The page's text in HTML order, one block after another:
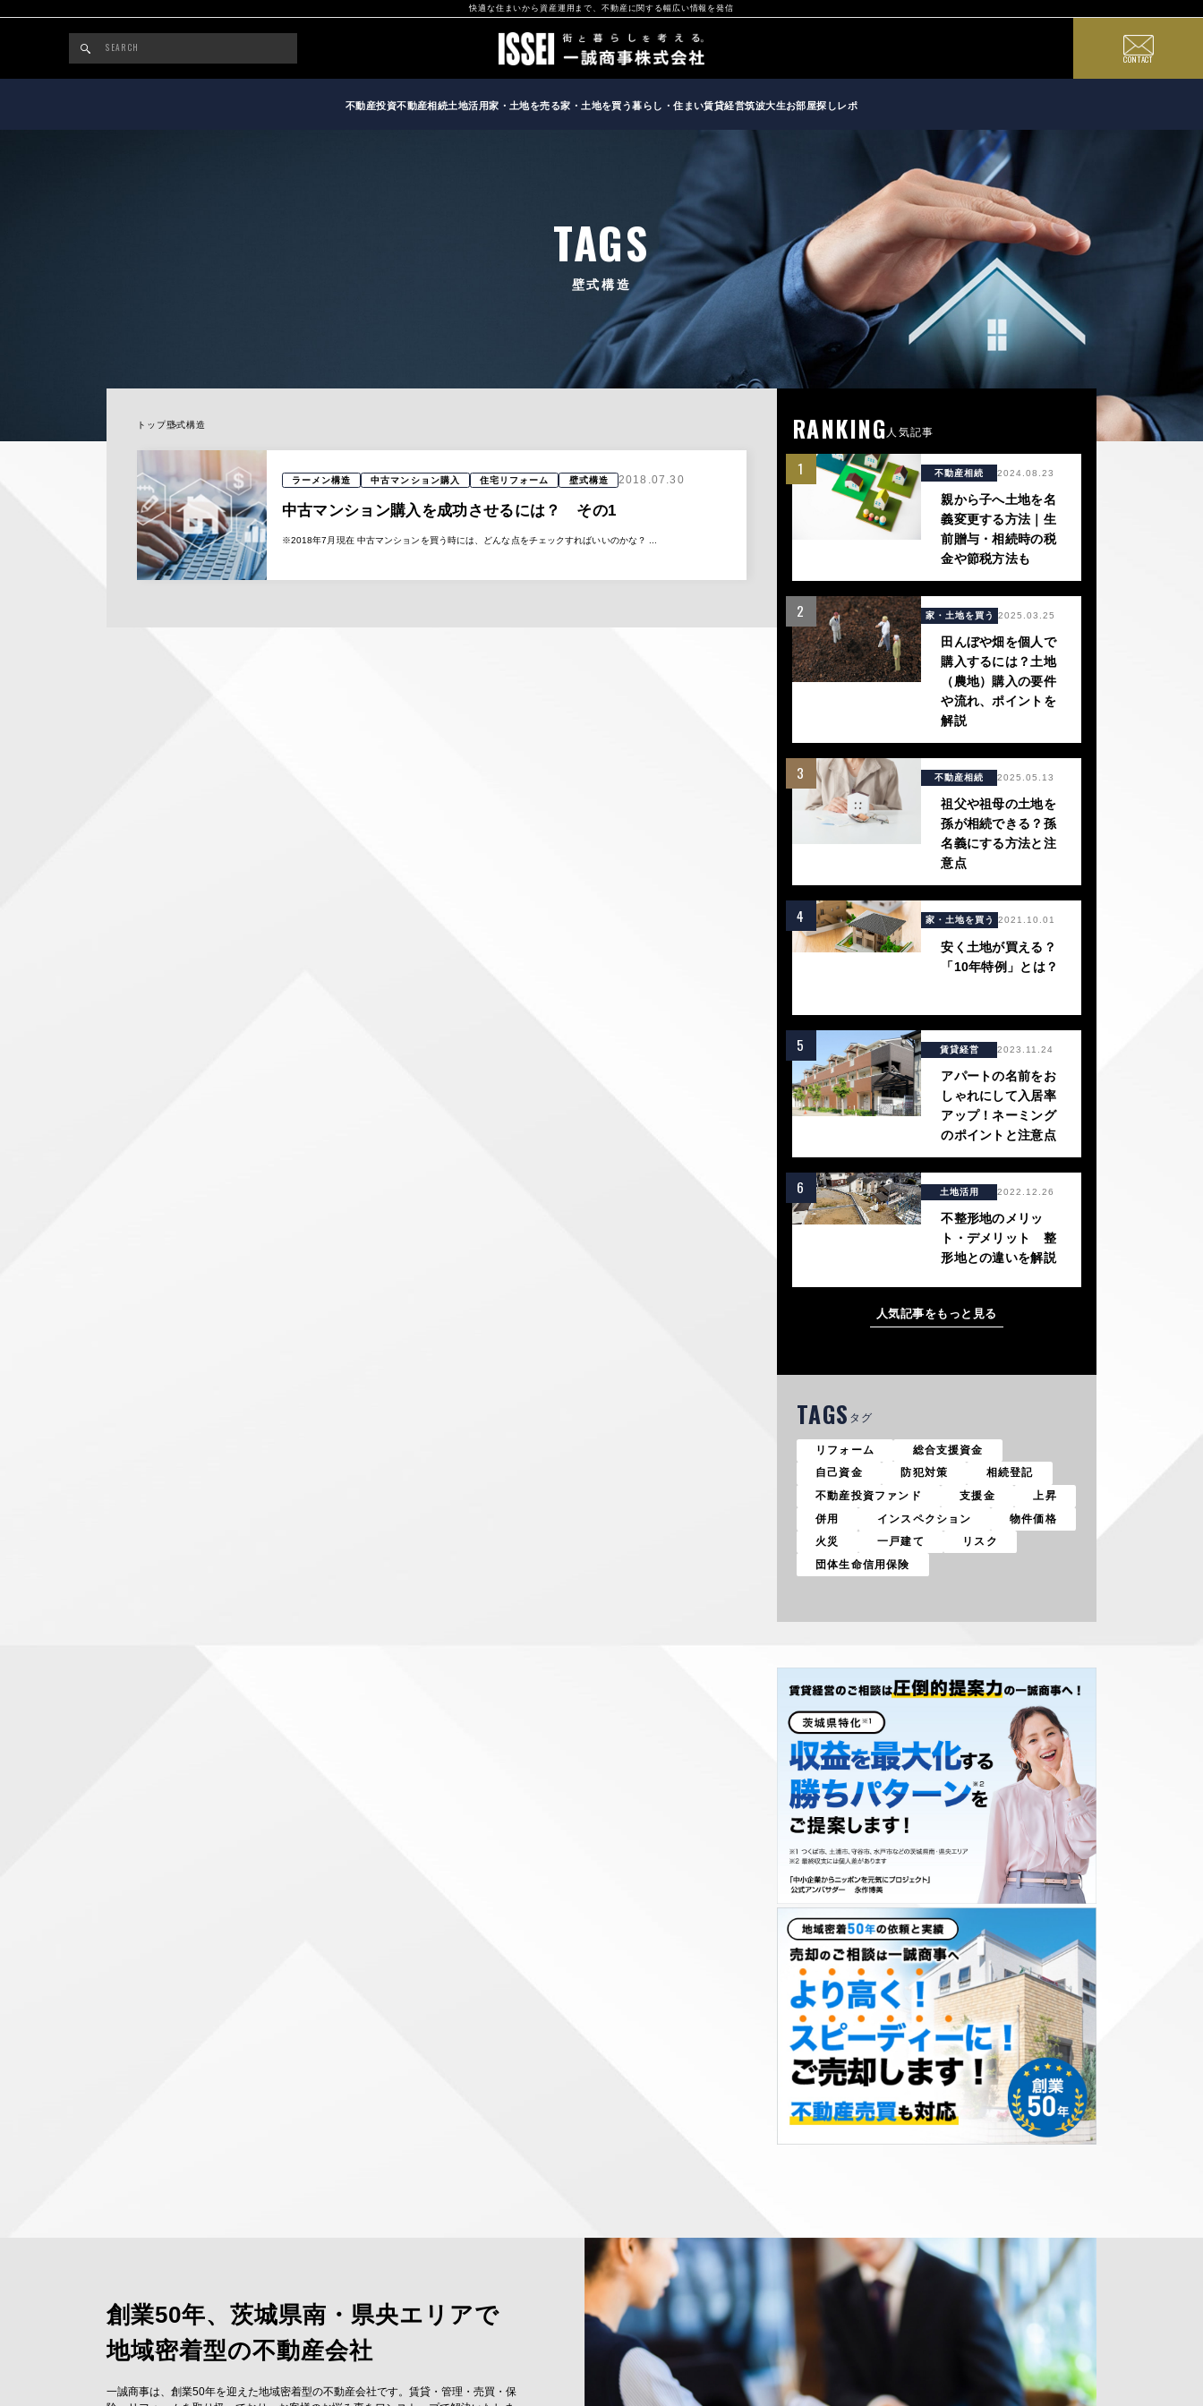
快適な住まいから資産運用まで、不動産に関する幅広い情報を発信
CONTACT
不動産投資不動産相続土地活用家・土地を売る家・土地を買う暮らし・住まい賃貸経営筑波大生お部屋探しレポ
TAGS
壁式構造
トップ壁式構造
ラーメン構造 中古マンション購入 住宅リフォーム 壁式構造 2018.07.30
中古マンション購入を成功させるには？ その1
※2018年7月現在 中古マンションを買う時には、どんな点をチェックすればいいのかな？ ...
RANKING人気記事
1 不動産相続 2024.08.23
親から子へ土地を名
義変更する方法｜生
前贈与・相続時の税
金や節税方法も
2 家・土地を買う 2025.03.25
田んぼや畑を個人で
購入するには？土地
（農地）購入の要件
や流れ、ポイントを
解説
3 不動産相続 2025.05.13
祖父や祖母の土地を
孫が相続できる？孫
名義にする方法と注
意点
4 家・土地を買う 2021.10.01
安く土地が買える？
「10年特例」とは？
5 賃貸経営 2023.11.24
アパートの名前をお
しゃれにして入居率
アップ！ネーミング
のポイントと注意点
6 土地活用 2022.12.26
不整形地のメリッ
ト・デメリット 整
形地との違いを解説
人気記事をもっと見る
TAGS タグ
リフォーム
総合支援資金
自己資金
防犯対策
相続登記
不動産投資ファンド
支援金
上昇
併用
インスペクション
物件価格
火災
一戸建て
リスク
団体生命信用保険
創業50年、茨城県南・県央エリアで
地域密着型の不動産会社
一誠商事は、創業50年を迎えた地域密着型の不動産会社です。賃貸・管理・売買・保